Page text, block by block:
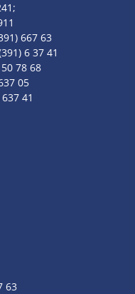
667 63
6 37 41
78 68
05
41
63